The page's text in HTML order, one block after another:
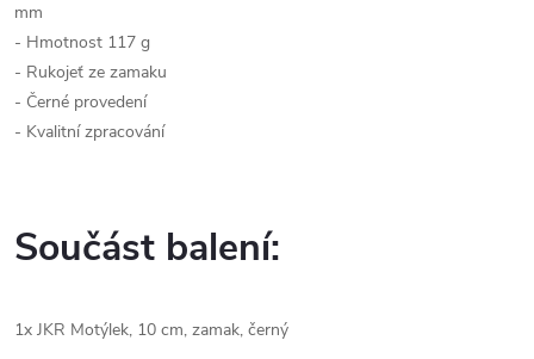
mm
- Hmotnost 117 g
- Rukojeť ze zamaku
- Černé provedení
- Kvalitní zpracování
Součást balení:
1x JKR Motýlek, 10 cm, zamak, černý